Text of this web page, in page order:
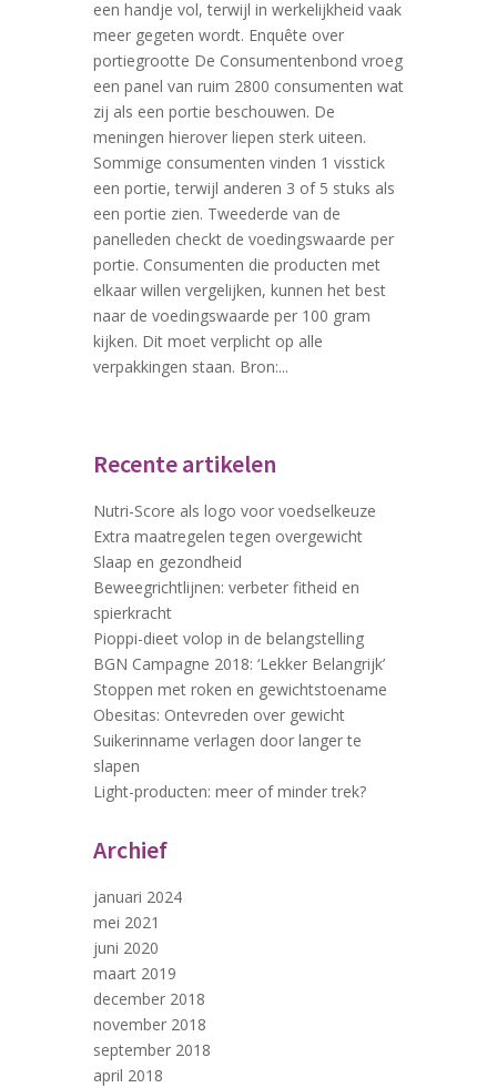
een handje vol, terwijl in werkelijkheid vaak
meer gegeten wordt. Enquête over
portiegrootte De Consumentenbond vroeg
een panel van ruim 2800 consumenten wat
zij als een portie beschouwen. De
meningen hierover liepen sterk uiteen.
Sommige consumenten vinden 1 visstick
een portie, terwijl anderen 3 of 5 stuks als
een portie zien. Tweederde van de
panelleden checkt de voedingswaarde per
portie. Consumenten die producten met
elkaar willen vergelijken, kunnen het best
naar de voedingswaarde per 100 gram
kijken. Dit moet verplicht op alle
verpakkingen staan. Bron:...
Recente artikelen
Nutri-Score als logo voor voedselkeuze
Extra maatregelen tegen overgewicht
Slaap en gezondheid
Beweegrichtlijnen: verbeter fitheid en
spierkracht
Pioppi-dieet volop in de belangstelling
BGN Campagne 2018: ‘Lekker Belangrijk’
Stoppen met roken en gewichtstoename
Obesitas: Ontevreden over gewicht
Suikerinname verlagen door langer te
slapen
Light-producten: meer of minder trek?
Archief
januari 2024
mei 2021
juni 2020
maart 2019
december 2018
november 2018
september 2018
april 2018